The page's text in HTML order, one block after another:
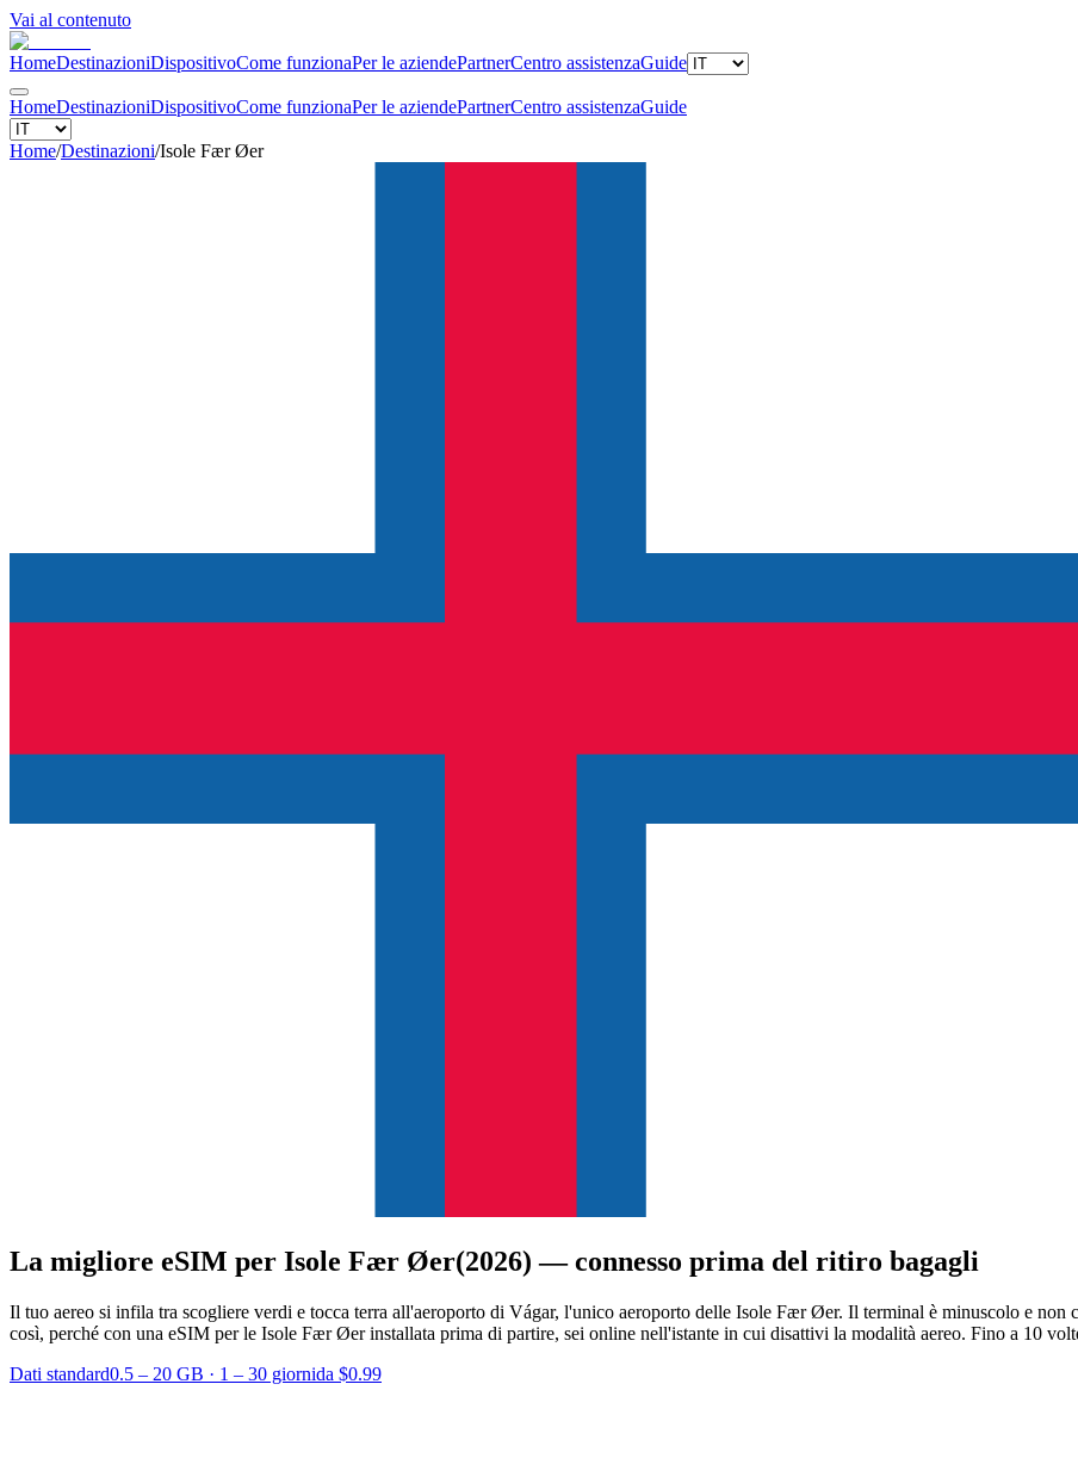
Vai al contenuto
HomeDestinazioniDispositivoCome funzionaPer le aziendePartnerCentro assistenzaGuide
HomeDestinazioniDispositivoCome funzionaPer le aziendePartnerCentro assistenzaGuide
Home/Destinazioni/Isole Fær Øer
La migliore eSIM per Isole Fær Øer(2026) — connesso prima del ritiro bagagli
Il tuo aereo si infila tra scogliere verdi e tocca terra all'aeroporto di Vágar, l'unico aeroporto delle Isole Fær Øer. Il terminal è minuscolo e
così, perché con una eSIM per le Isole Fær Øer installata prima di partire, sei online nell'istante in cui disattivi la modalità aereo. Fino a 10
Dati standard0.5 – 20 GB · 1 – 30 giornida $0.99